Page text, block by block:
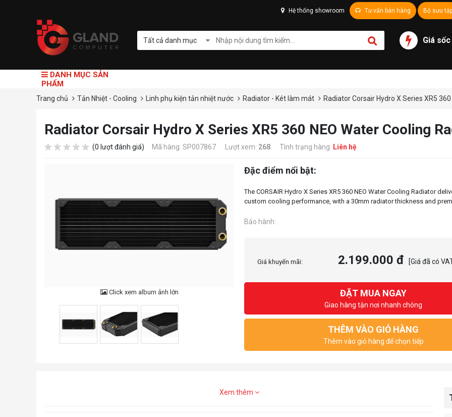
Hệ thống showroom Tư vấn bán hàng Bộ sưu
Tất cả danh mục Giá sốc
DANH MỤC SẢN
PHẨM
Trang chủ Tản Nhiệt - Cooling Linh phụ kiện tản nhiệt nước Radiator - Két làm mát Radiator Corsair Hydro X Series XR5
Radiator Corsair Hydro X Series XR5 360 NEO Water Cooling
(0 lượt đánh giá) Mã hàng: SP007867 Lượt xem: 268 Tình trạng hàng: Liên hệ
Click xem album ảnh lớn
Đặc điểm nổi bật:
The CORSAIR Hydro X Series XR5 360 NEO Water Cooling Radiator
Bảo hành:
Giá khuyến mãi: 2.199.000 đ [Giá đã có
ĐẶT MUA NGAY
Giao hàng tận nơi nhanh chóng
THÊM VÀO GIỎ HÀNG
Thêm vào giỏ hàng để chọn tiếp
Xem thêm